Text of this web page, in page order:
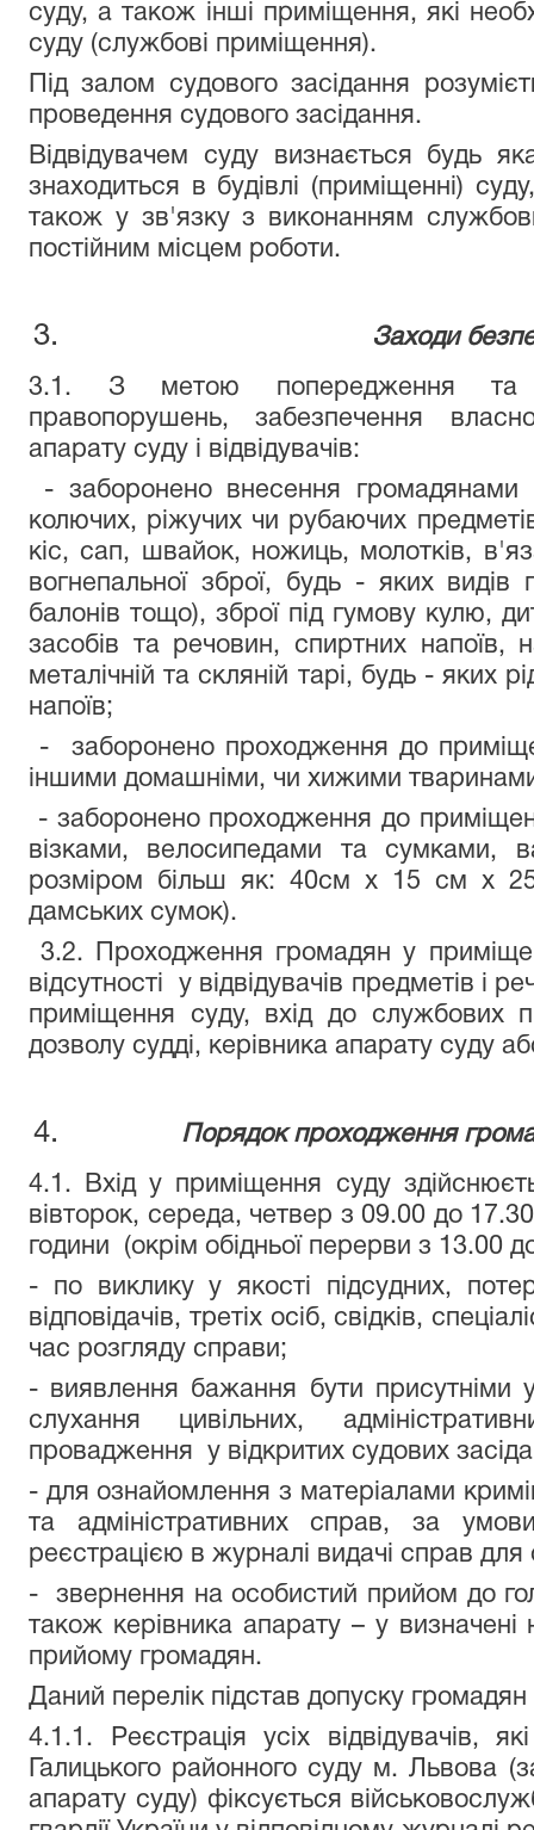
суду, а також інші приміщення, які
суду (службові приміщення).
Під залом судового засідання
проведення судового засідання.
Відвідувачем суду визнається будь
знаходиться в будівлі (приміщенні)
також у зв'язку з виконанням
постійним місцем роботи.
Заходи
3.1. З метою попередження та
правопорушень, забезпечення
апарату суду і відвідувачів:
- заборонено внесення
колючих, ріжучих чи рубаючих
кіс, сап, швайок, ножиць, молотків,
вогнепальної зброї, будь - яких видів
балонів тощо), зброї під гумову кулю,
засобів та речовин, спиртних напоїв,
металічній та скляній тарі, будь - яких
напоїв;
- заборонено проходження до
іншими домашніми, чи хижими
- заборонено проходження до
візками, велосипедами та сумками,
розміром більш як: 40см х 15 см х
дамських сумок).
3.2. Проходження громадян у
відсутності у відвідувачів предметів і
приміщення суду, вхід до службових
дозволу судді, керівника апарату суду
Порядок проходження
4.1. Вхід у приміщення суду
вівторок, середа, четвер з 09.00 до
години (окрім обідньої перерви з 13.00
- по виклику у якості підсудних,
відповідачів, третіх осіб, свідків,
час розгляду справи;
- виявлення бажання бути присутніми
слухання цивільних,
провадження у відкритих судових
- для ознайомлення з матеріалами
та адміністративних справ, за
реєстрацією в журналі видачі справ
- звернення на особистий прийом до
також керівника апарату – у
прийому громадян.
Даний перелік підстав допуску
4.1.1. Реєстрація усіх відвідувачів,
Галицького районного суду м. Львова
апарату суду) фіксується